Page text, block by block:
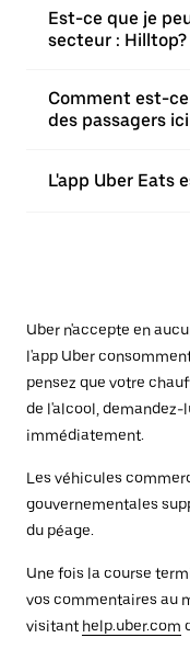
Est-ce que je
secteur : Hilltop?
Comment est-
des passagers
L'app Uber Eats
Uber n'accepte en
l'app Uber
pensez que votre
de l'alcool,
immédiatement.
Les véhicules
gouvernementales
du péage.
Une fois la course
vos commentaires au
visitant help.uber.com